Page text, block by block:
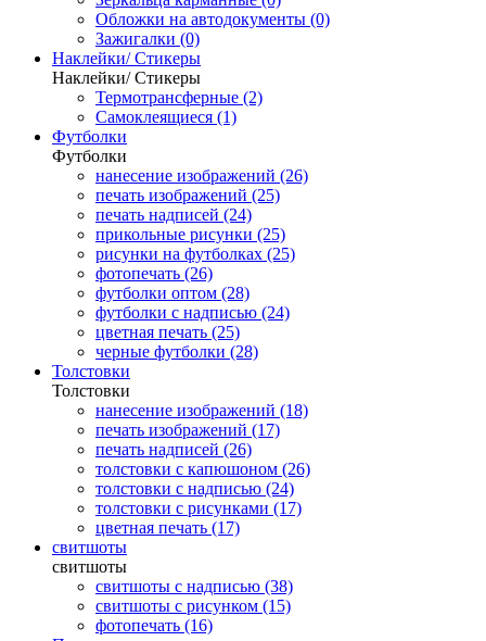
Обложки на автодокументы (0)
Зажигалки (0)
Наклейки/ Стикеры
Наклейки/ Стикеры
Термотрансферные (2)
Самоклеящиеся (1)
Футболки
Футболки
нанесение изображений (26)
печать изображений (25)
печать надписей (24)
прикольные рисунки (25)
рисунки на футболках (25)
фотопечать (26)
футболки оптом (28)
футболки с надписью (24)
цветная печать (25)
черные футболки (28)
Толстовки
Толстовки
нанесение изображений (18)
печать изображений (17)
печать надписей (26)
толстовки с капюшоном (26)
толстовки с надписью (24)
толстовки с рисунками (17)
цветная печать (17)
свитшоты
свитшоты
свитшоты с надписью (38)
свитшоты с рисунком (15)
фотопечать (16)